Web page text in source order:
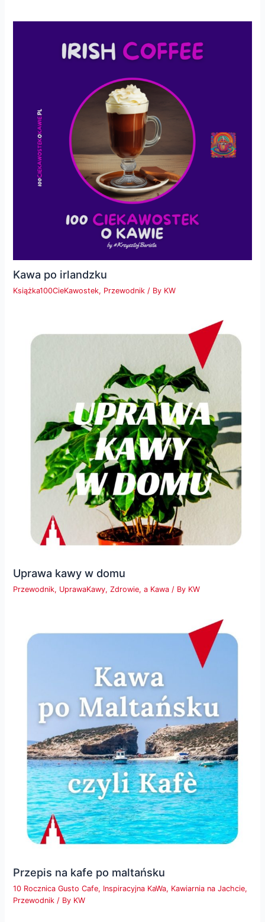
Kawa po irlandzku
Książka100CieKawostek, Przewodnik / By KW
Uprawa kawy w domu
Przewodnik, UprawaKawy,Zdrowie, a Kawa / By KW
Przepis na kafe po maltańsku
10 Rocznica Gusto Cafe, Inspiracyjna KaWa, Kawiarnia na Jachcie,
Przewodnik / By KW